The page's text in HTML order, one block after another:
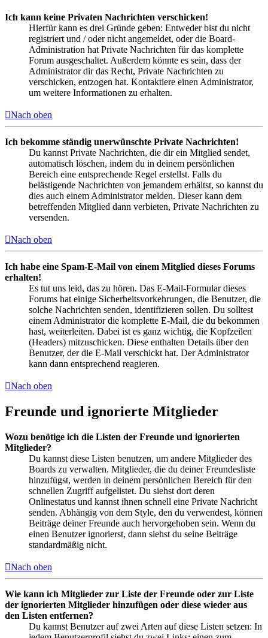
Ich kann keine Privaten Nachrichten verschicken!
Hierfür kann es drei Gründe geben: Entweder bist du nicht
registriert und / oder nicht angemeldet, oder die Board-
Administration hat Private Nachrichten für das komplette
Forum ausgeschaltet. Außerdem könnte es sein, dass der
Administrator dir das Recht, Private Nachrichten zu
verschicken, entzogen hat. Kontaktiere einen Administrator,
um weitere Informationen zu erhalten.
Nach oben
Ich bekomme ständig unerwünschte Private Nachrichten!
Du kannst Private Nachrichten, die dir ein Mitglied sendet,
automatisch löschen, indem du in deinem persönlichen
Bereich eine entsprechende Regel erstellst. Falls du
belästigende Nachrichten von jemandem erhältst, so kannst du
dies auch einem Administrator melden. Dieser kann dem
betreffenden Mitglied dann verbieten, Private Nachrichten zu
versenden.
Nach oben
Ich habe eine Spam-E-Mail von einem Mitglied dieses Forums
erhalten!
Es tut uns leid, das zu hören. Das E-Mail-Formular dieses
Forums hat einige Sicherheitsvorkehrungen, die Benutzer, die
solche Nachrichten senden, identifizieren sollen. Du solltest
einem Administrator die komplette E-Mail, die du bekommen
hast, weiterleiten. Dabei ist es ganz wichtig, die Kopfzeilen
(Headers) mitzuschicken. Diese enthalten Details über den
Benutzer, der die E-Mail verschickt hat. Der Administrator
kann dann entsprechend reagieren.
Nach oben
Freunde und ignorierte Mitglieder
Wozu benötige ich die Listen der Freunde und ignorierten
Mitglieder?
Du kannst diese Listen benutzen, um andere Mitglieder des
Boards zu verwalten. Mitglieder, die du deiner Freundesliste
hinzufügst, werden in deinem persönlichen Bereich für den
schnellen Zugriff aufgelistet. Du siehst dort deren
Onlinestatus und kannst ihnen schnell eine Private Nachricht
senden. Abhängig von dem Style, den du verwendest, können
Beiträge deiner Freunde auch hervorgehoben sein. Wenn du
einen Benutzer ignorierst, dann siehst du seine Beiträge
standardmäßig nicht.
Nach oben
Wie kann ich Mitglieder zur Liste der Freunde oder zur Liste
der ignorierten Mitglieder hinzufügen oder diese wieder aus
den Listen entfernen?
Du kannst Benutzer auf zwei Arten auf diese Listen setzen: In